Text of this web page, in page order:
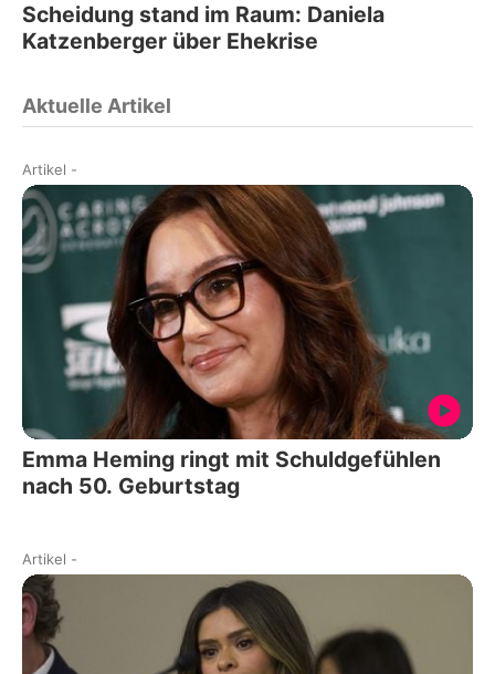
Scheidung stand im Raum: Daniela
Katzenberger über Ehekrise
Aktuelle Artikel
Artikel -
Emma Heming ringt mit Schuldgefühlen
nach 50. Geburtstag
Artikel -